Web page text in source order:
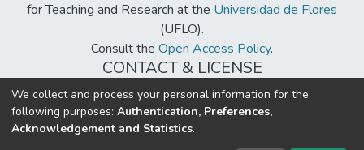
for Teaching and Research at the Universidad de Flores
(UFLO).
Consult the Open Access Policy.
CONTACT & LICENSE
biblioteca@uflouniversidad.edu.ar
Creative Commons LicenseBY-NC-ND 4.0
We collect and process your personal information for the
following purposes: Authentication, Preferences,
Acknowledgement and Statistics.